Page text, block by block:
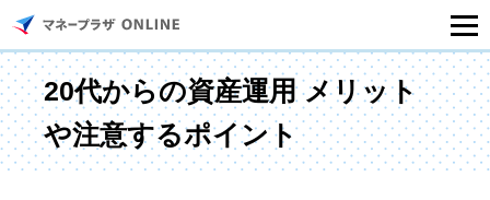
マネープラザONLINEとは
住宅ローンシミュレーション
20代からの資産運用 メリット
や注意するポイント